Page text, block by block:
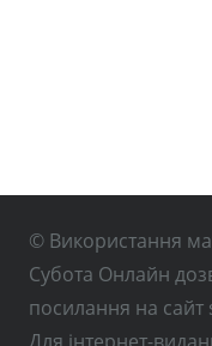
© Використання
Субота Онлайн
посилання на
Для інтернет-